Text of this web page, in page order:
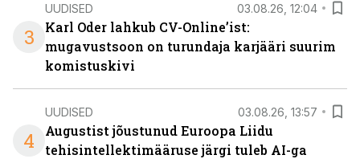
3
UUDISED 03.08.26, 12:04
Karl Oder lahkub CV-Online’ist:
mugavustsoon on turundaja karjääri suurim
komistuskivi
4
UUDISED 03.08.26, 13:57
Augustist jõustunud Euroopa Liidu
tehisintellektimääruse järgi tuleb AI-ga